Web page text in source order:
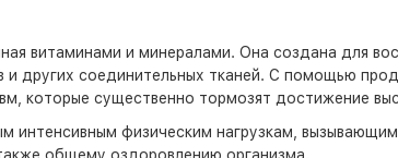
витаминами и минералами. Она создана для
других соединительных тканей. С помощью
которые существенно тормозят достижение
интенсивным физическим нагрузкам,